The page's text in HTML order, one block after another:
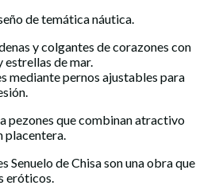
de temática náutica.
y colgantes de corazones con
estrellas de mar.
mediante pernos ajustables para
pezones que combinan atractivo
placentera.
Senuelo de Chisa son una obra que
eróticos.